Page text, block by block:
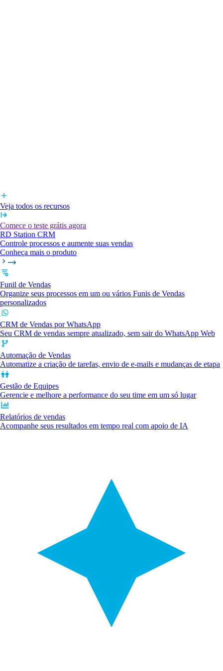
Veja todos os recursos
Comece o teste grátis agora
RD Station CRM
Controle processos e aumente suas vendas
Conheça mais o produto
Funil de Vendas
Organize seus processos em um ou vários Funis de Vendas
personalizados
CRM de Vendas por WhatsApp
Seu CRM de vendas sempre atualizado, sem sair do WhatsApp Web
Automação de Vendas
Automatize a criação de tarefas, envio de e-mails e mudanças de etapa
Gestão de Equipes
Gerencie e melhore a performance do seu time em um só lugar
Relatórios de vendas
Acompanhe seus resultados em tempo real com apoio de IA